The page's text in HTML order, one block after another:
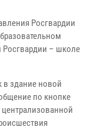
Росгвардии
Росгвардии – школе
в здание новой
по кнопке